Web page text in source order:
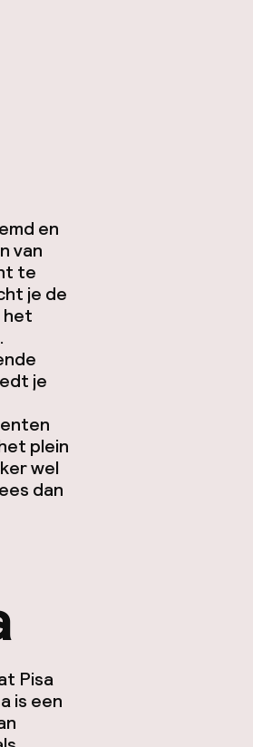
en
van
te
je de
het
je
plein
wel
dan
Pisa
is een